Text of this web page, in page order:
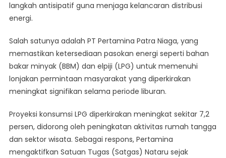
Dan
Antisipasi
Lonjakan
Permintaan
Libur
langkah antisipatif guna menjaga kelancaran distribusi
energi.
Salah satunya adalah PT Pertamina Patra Niaga, yang
memastikan ketersediaan pasokan energi seperti bahan
bakar minyak (BBM) dan elpiji (LPG) untuk memenuhi
lonjakan permintaan masyarakat yang diperkirakan
meningkat signifikan selama periode liburan.
Proyeksi konsumsi LPG diperkirakan meningkat sekitar 7,2
persen, didorong oleh peningkatan aktivitas rumah tangga
dan sektor wisata. Sebagai respons, Pertamina
mengaktifkan Satuan Tugas (Satgas) Nataru sejak